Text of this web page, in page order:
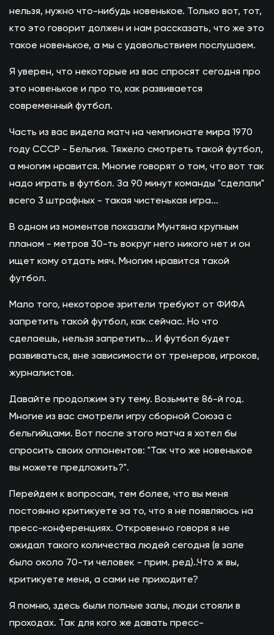
нельзя, нужно что-нибудь новенькое. Только вот, тот,
кто это говорит должен и нам рассказать, что же это
такое новенькое, а мы с удовольствием послушаем.
Я уверен, что некоторые из вас спросят сегодня про
это новенькое и про то, как развивается
современный футбол.
Часть из вас видела матч на чемпионате мира 1970
году СССР - Бельгия. Тяжело смотреть такой футбол,
а многим нравится. Многие говорят о том, что вот так
надо играть в футбол. За 90 минут команды "сделали"
всего 3 штрафных - такая чистенькая игра...
В одном из моментов показали Мунтяна крупным
планом - метров 30-ть вокруг него никого нет и он
ищет кому отдать мяч. Многим нравится такой
футбол.
Мало того, некоторое зрители требуют от ФИФА
запретить такой футбол, как сейчас. Но что
сделаешь, нельзя запретить... И футбол будет
развиваться, вне зависимости от тренеров, игроков,
журналистов.
Давайте продолжим эту тему. Возьмите 86-й год.
Многие из вас смотрели игру сборной Союза с
бельгийцами. Вот после этого матча я хотел бы
спросить своих оппонентов: "Так что же новенькое
вы можете предложить?".
Перейдем к вопросам, тем более, что вы меня
постоянно критикуете за то, что я не появляюсь на
пресс-конференциях. Откровенно говоря я не
ожидал такого количества людей сегодня (в зале
было около 70-ти человек - прим. ред)..Что ж вы,
критикуете меня, а сами не приходите?
Я помню, здесь были полные залы, люди стояли в
проходах. Так для кого же давать пресс-